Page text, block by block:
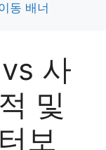
사
및
보